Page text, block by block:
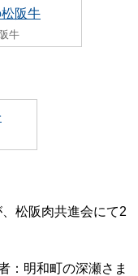
牛
松阪肉共進会にて2
明和町の深瀬さま